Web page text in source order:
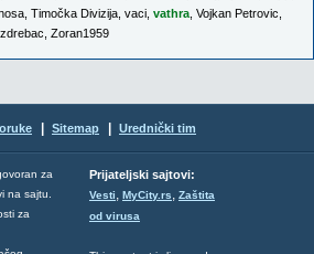
Timočka Divizija vaci vathra Vojkan Petrovic
zdrebac Zoran1959
Sitemap Urednički tim
za
na sajtu.
za
Prijateljski sajtovi:
Vesti, MyCity.rs, Zaštita
od virusa